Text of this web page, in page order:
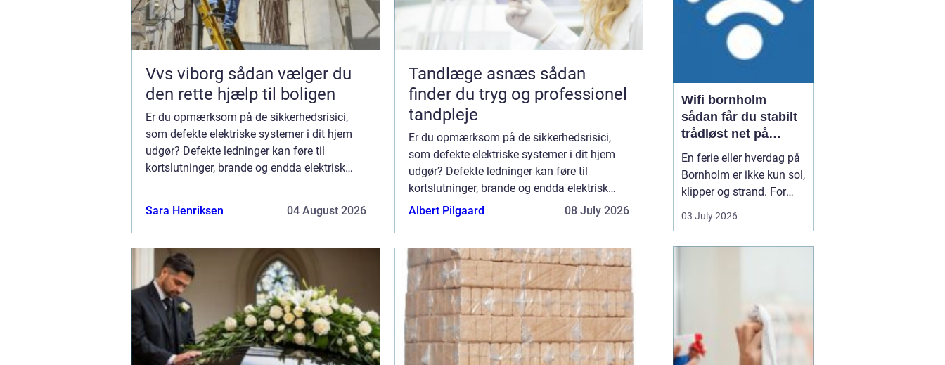
Vvs viborg sådan vælger du
den rette hjælp til boligen
Er du opmærksom på de sikkerhedsrisici,
som defekte elektriske systemer i dit hjem
udgør? Defekte ledninger kan føre til
kortslutninger, brande og endda elektrisk
Sara Henriksen 04 August 2026
Tandlæge asnæs sådan
finder du tryg og professionel
tandpleje
Er du opmærksom på de sikkerhedsrisici,
som defekte elektriske systemer i dit hjem
udgør? Defekte ledninger kan føre til
kortslutninger, brande og endda elektrisk
stød. For at forhindre dette er det vigtigt at
Albert Pilgaard 08 July 2026
spil...
Wifi bornholm
sådan får du stabilt
trådløst net på
klippeøen
En ferie eller hverdag på
Bornholm er ikke kun sol,
klipper og strand. For
mange er en stabil
internetforbindelse
sommerhuset eller driver
en mindre virksomhed...
03 July 2026